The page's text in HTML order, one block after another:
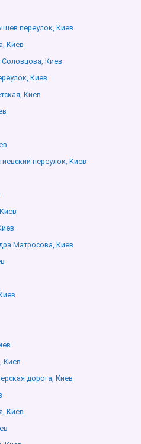
переулок, Киев
Киев
Соловцова, Киев
Киев
Киев
переулок, Киев
Матросова, Киев
Киев
дорога, Киев
Киев